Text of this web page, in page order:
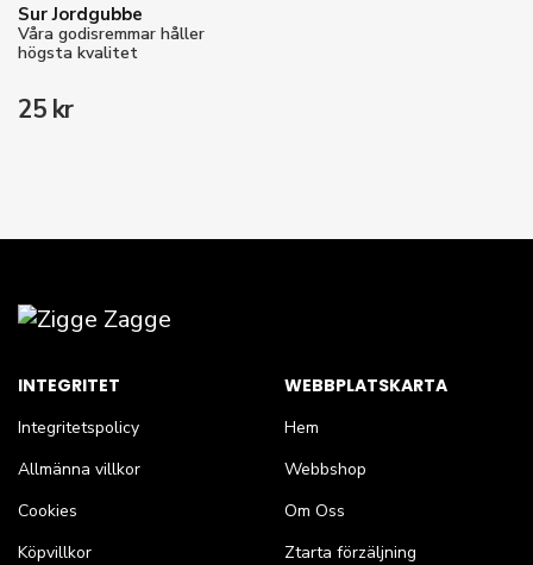
Sur Jordgubbe
Våra godisremmar håller
högsta kvalitet
25 kr
INTEGRITET
Integritetspolicy
Allmänna villkor
Cookies
Köpvillkor
WEBBPLATSKARTA
Hem
Webbshop
Om Oss
Ztarta förzäljning